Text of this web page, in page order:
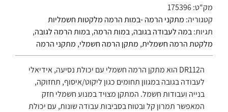
מק"ט:175396
קטגוריה: מתקני הרמה -במות הרמה מלקטות חשמליות
תגיות:במה לעבודה בגובה,במות הרמה,במות הרמה לגובה,
מלקטת הרמה חשמלית, מתקן הרמה חשמלי, מתקני הרמה
הDR112 הוא מתקן הרמה חשמלי עם יכולת נסיעה, אידיאלי
לעבודה בגובה במגוון תחומים כגון ליקוט/איסוף, תחזוקה,
בנייה ועבודות חשמל. המתקן מצויד במנוע חשמלי חזק
המאפשר תמרון קל ובטוח בסביבות עבודה שונות, עם יכולת